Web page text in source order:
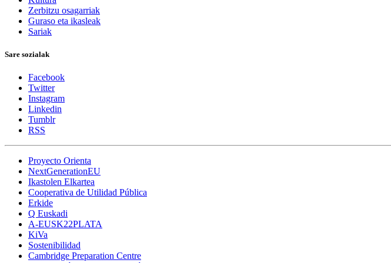
Zerbitzu osagarriak
Guraso eta ikasleak
Sariak
Sare sozialak
Facebook
Twitter
Instagram
Linkedin
Tumblr
RSS
Proyecto Orienta
NextGenerationEU
Ikastolen Elkartea
Cooperativa de Utilidad Pública
Erkide
Q Euskadi
A-EUSK22PLATA
KiVa
Sostenibilidad
Cambridge Preparation Centre